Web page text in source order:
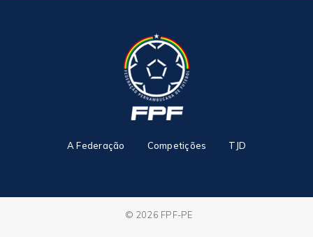
A Federação Competições TJD
© 2026 FPF-PE